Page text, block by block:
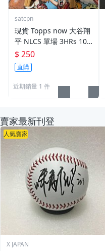
satcpn
現貨 Topps now 大谷翔
平 NLCS 單場 3HRs 10K
s 附卡磚
$ 250
直購
近期銷量 1 件
賣家最新刊登
人氣賣家
X JAPAN